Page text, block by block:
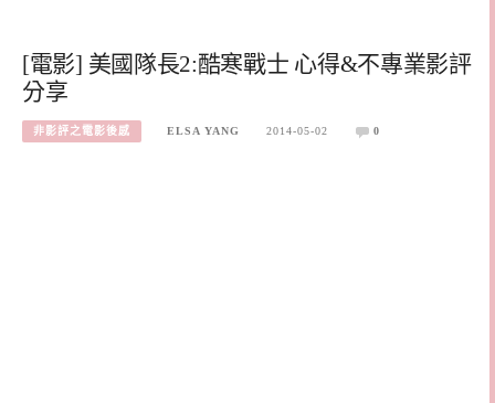
[電影] 美國隊長2:酷寒戰士 心得&不專業影評
分享
非影評之電影後感 ELSA YANG 2014-05-02 0